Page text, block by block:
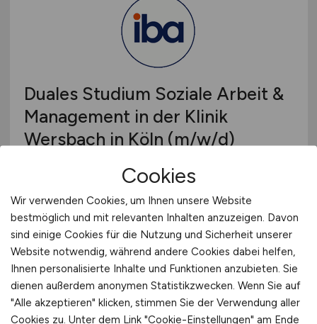
Duales Studium Soziale Arbeit &
Management in der Klinik
Wersbach in Köln (m/w/d)
iba | Internationale Berufsakademie der F + U
Unternehmensgruppe gGmbH
02.08.2026
Köln
Cookies
Wir verwenden Cookies, um Ihnen unsere Website
bestmöglich und mit relevanten Inhalten anzuzeigen. Davon
sind einige Cookies für die Nutzung und Sicherheit unserer
Website notwendig, während andere Cookies dabei helfen,
Ihnen personalisierte Inhalte und Funktionen anzubieten. Sie
dienen außerdem anonymen Statistikzwecken. Wenn Sie auf
"Alle akzeptieren" klicken, stimmen Sie der Verwendung aller
Cookies zu. Unter dem Link "Cookie-Einstellungen" am Ende